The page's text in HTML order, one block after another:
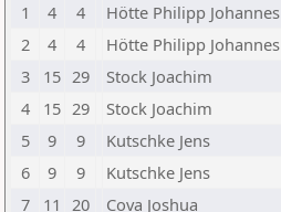
1
4 4 Hötte Philipp Johannes
2
4 4 Hötte Philipp Johannes
3
15 29 Stock Joachim
4
15 29 Stock Joachim
5
9 9 Kutschke Jens
6
9 9 Kutschke Jens
7
11 20 Cova Joshua